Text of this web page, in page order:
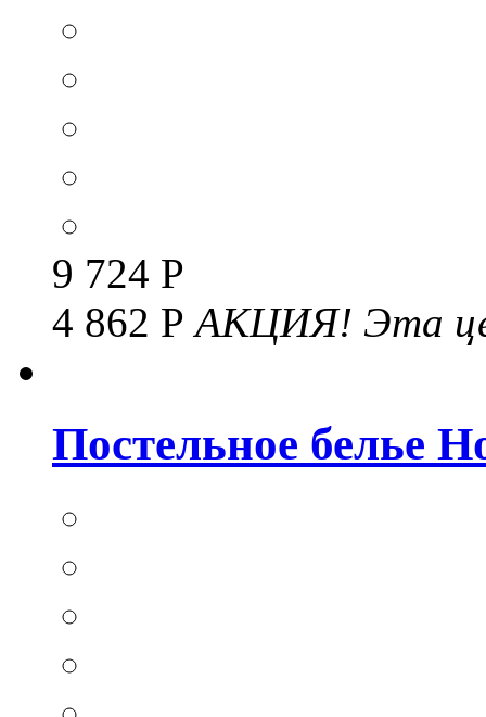
9 724 Р
4 862 РАКЦИЯ! Эта
Постельное белье